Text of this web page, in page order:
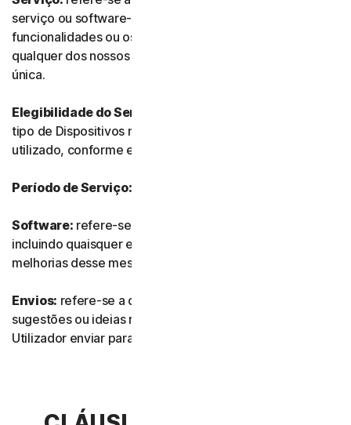
serviço ou software-como-serviço, juntamente com as
funcionalidades ou os serviços associados, assim como
qualquer dos nossos produtos ou serviços de compra
única.
Elegibilidade do Serviço:
tipo de Dispositivos no qual o Software pode ser
utilizado, conforme especificado na Documentação.
Período de Serviço:
Software: refere-se a qualquer do nosso software,
incluindo quaisquer edições, revisões, atualizações ou
melhorias desse mesmo software.
Envios: refere-se a quaisquer comentários, avaliações,
sugestões ou ideias relacionados com os Serviços que o
Utilizador enviar para nós.